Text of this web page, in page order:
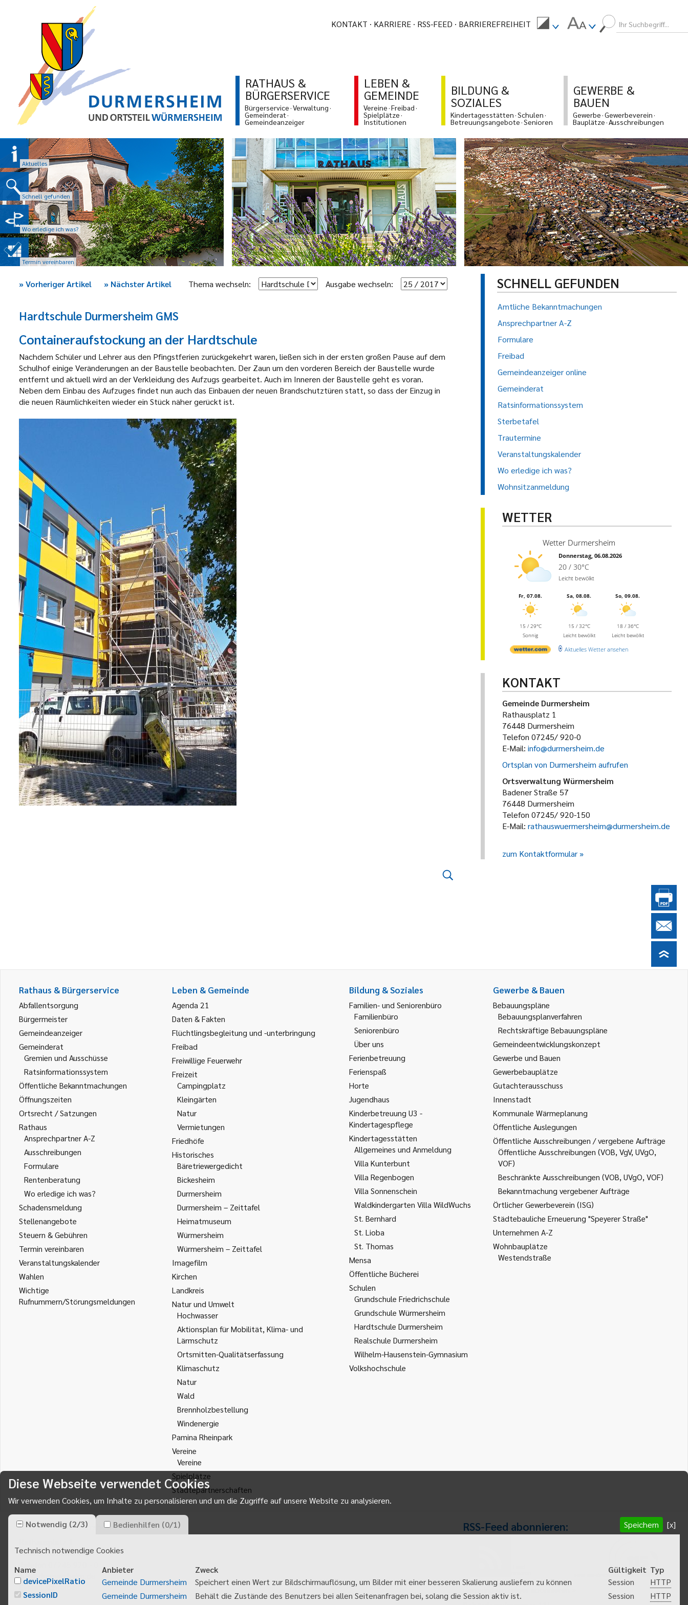
KONTAKT KARRIERE RSS-FEED BARRIEREFREIHEIT
RATHAUS &
BÜRGERSERVICE
Bürgerservice Verwaltung
Gemeinderat
Gemeindeanzeiger
LEBEN &
GEMEINDE
Vereine Freibad
Spielplätze
Institutionen
BILDUNG &
SOZIALES
Kindertagesstätten Schulen
Betreuungsangebote Senioren
GEWERBE &
BAUEN
Gewerbe Gewerbeverein
Bauplätze Ausschreibungen
Aktuelles
Schnell gefunden
Wo erledige ich was?
Termin vereinbaren
»Vorheriger Artikel » Nächster Artikel Thema wechseln: Ausgabe wechseln:
Hardtschule Durmersheim GMS
Containeraufstockung an der Hardtschule
Nachdem Schüler und Lehrer aus den Pfingstferien zurückgekehrt waren, ließen sich in der ersten großen Pause auf dem
Schulhof einige Veränderungen an der Baustelle beobachten. Der Zaun um den vorderen Bereich der Baustelle wurde
entfernt und aktuell wird an der Verkleidung des Aufzugs gearbeitet. Auch im Inneren der Baustelle geht es voran.
Neben dem Einbau des Aufzuges findet nun auch das Einbauen der neuen Brandschutztüren statt, so dass der Einzug in
die neuen Räumlichkeiten wieder ein Stück näher gerückt ist.
SCHNELL GEFUNDEN
Amtliche Bekanntmachungen
Ansprechpartner A-Z
Formulare
Freibad
Gemeindeanzeiger online
Gemeinderat
Ratsinformationssystem
Sterbetafel
Trautermine
Veranstaltungskalender
Wo erledige ich was?
Wohnsitzanmeldung
WETTER
Wetter Durmersheim
Donnerstag, 06.08.2026
20 / 30°C
Leicht bewölkt
Fr, 07.08.
15 / 29°C
Sonnig
Sa, 08.08.
15 / 32°C
Leicht bewölkt
So, 09.08.
18 / 36°C
Leicht bewölkt
Aktuelles Wetter ansehen
KONTAKT
Gemeinde Durmersheim
Rathausplatz 1
76448 Durmersheim
Telefon 07245/ 920-0
E-Mail: info@durmersheim.de
Ortsplan von Durmersheim aufrufen
Ortsverwaltung Würmersheim
Badener Straße 57
76448 Durmersheim
Telefon 07245/ 920-150
E-Mail: rathauswuermersheim@durmersheim.de
zum Kontaktformular
Rathaus & Bürgerservice
Abfallentsorgung
Bürgermeister
Gemeindeanzeiger
Gemeinderat
Gremien und Ausschüsse
Ratsinformationssystem
Öffentliche Bekanntmachungen
Öffnungszeiten
Ortsrecht / Satzungen
Rathaus
Ansprechpartner A-Z
Ausschreibungen
Formulare
Rentenberatung
Wo erledige ich was?
Schadensmeldung
Stellenangebote
Steuern & Gebühren
Termin vereinbaren
Veranstaltungskalender
Wahlen
Wichtige
Rufnummern/Störungsmeldungen
Leben & Gemeinde
Agenda 21
Daten & Fakten
Flüchtlingsbegleitung und -unterbringung
Freibad
Freiwillige Feuerwehr
Freizeit
Campingplatz
Kleingärten
Natur
Vermietungen
Friedhöfe
Historisches
Bäretriewergedicht
Bickesheim
Durmersheim
Durmersheim – Zeittafel
Heimatmuseum
Würmersheim
Würmersheim – Zeittafel
Imagefilm
Kirchen
Landkreis
Natur und Umwelt
Hochwasser
Aktionsplan für Mobilität, Klima- und
Lärmschutz
Ortsmitten-Qualitätserfassung
Klimaschutz
Natur
Wald
Brennholzbestellung
Windenergie
Pamina Rheinpark
Vereine
Vereine
Spielplätze
Städtepartnerschaften
Bildung & Soziales
Familien- und Seniorenbüro
Familienbüro
Seniorenbüro
Über uns
Ferienbetreuung
Ferienspaß
Horte
Jugendhaus
Kinderbetreuung U3 -
Kindertagespflege
Kindertagesstätten
Allgemeines und Anmeldung
Villa Kunterbunt
Villa Regenbogen
Villa Sonnenschein
Waldkindergarten Villa WildWuchs
St. Bernhard
St. Lioba
St. Thomas
Mensa
Öffentliche Bücherei
Schulen
Grundschule Friedrichschule
Grundschule Würmersheim
Hardtschule Durmersheim
Realschule Durmersheim
Wilhelm-Hausenstein-Gymnasium
Volkshochschule
Gewerbe & Bauen
Bebauungspläne
Bebauungsplanverfahren
Rechtskräftige Bebauungspläne
Gemeindeentwicklungskonzept
Gewerbe und Bauen
Gewerbebauplätze
Gutachterausschuss
Innenstadt
Kommunale Wärmeplanung
Öffentliche Auslegungen
Öffentliche Ausschreibungen / vergebene Aufträge
Öffentliche Ausschreibungen (VOB, VgV, UVgO,
VOF)
Beschränkte Ausschreibungen (VOB, UVgO, VOF)
Bekanntmachung vergebener Aufträge
Örtlicher Gewerbeverein (ISG)
Städtebauliche Erneuerung "Speyerer Straße"
Unternehmen A-Z
Wohnbauplätze
Westendstraße
Gemeinde Durmersheim
76448Durmersheim
info@durmersheim.de
E-Mail schreiben
RSS-Feed abonnieren:
Gemeindeanzeiger abonnieren
Diese Webseite verwendet Cookies
Wir verwenden Cookies, um Inhalte zu personalisieren und um die Zugriffe auf unsere Website zu analysieren.
Notwendig (2/3) Bedienhilfen (0/1) Speichern [x]
Technisch notwendige Cookies
Name
Anbieter Zweck Gültigkeit Typ
devicePixelRatio
Gemeinde Durmersheim Speichert einen Wert zur Bildschirmauflösung, um Bilder mit einer besseren Skalierung ausliefern zu können Session
HTTP
SessionID
Gemeinde Durmersheim Behält die Zustände des Benutzers bei allen Seitenanfragen bei, solang die Session aktiv ist. Session
HTTP